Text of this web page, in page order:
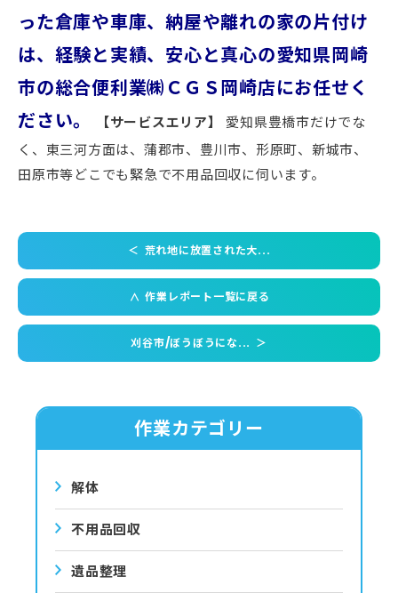
った倉庫や車庫、納屋や離れの家の片付け
は、経験と実績、安心と真心の愛知県岡崎
市の総合便利業㈱ＣＧＳ岡崎店にお任せく
ださい。
【サービスエリア】
愛知県豊橋市だけでな
く、東三河方面は、蒲郡市、豊川市、形原町、新城市、
田原市等どこでも緊急で不用品回収に伺います。
＜ 荒れ地に放置された大...
＜ 作業レポート一覧に戻る
刈谷市/ぼうぼうにな... ＞
作業カテゴリー
解体
不用品回収
遺品整理